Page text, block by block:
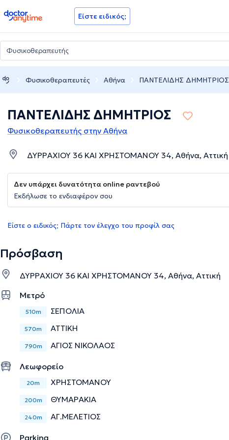
doctoranytime Είστε ειδικός;
Φυσικοθεραπευτές Αθήνα ΠΑΝΤΕΛΙΔΗΣ ΔΗΜΗΤΡΙΟΣ
ΠΑΝΤΕΛΙΔΗΣ ΔΗΜΗΤΡΙΟΣ
Φυσικοθεραπευτής στην Αθήνα
ΔΥΡΡΑΧΙΟΥ 36 ΚΑΙ ΧΡΗΣΤΟΜΑΝΟΥ 34, Αθήνα, Αττική
Δεν υπάρχει δυνατότητα online ραντεβού
Εκδήλωσε το ενδιαφέρον σου
Είστε ο ειδικός; Πάρτε τον έλεγχο του προφίλ σας
Πρόσβαση
ΔΥΡΡΑΧΙΟΥ 36 ΚΑΙ ΧΡΗΣΤΟΜΑΝΟΥ 34, Αθήνα, Αττική
Μετρό
510m ΣΕΠΟΛΙΑ
570m ΑΤΤΙΚΗ
790m ΑΓΙΟΣ ΝΙΚΟΛΑΟΣ
Λεωφορείο
20m ΧΡΗΣΤΟΜΑΝΟΥ
200m ΘΥΜΑΡΑΚΙΑ
240m ΑΓ.ΜΕΛΕΤΙΟΣ
Parking